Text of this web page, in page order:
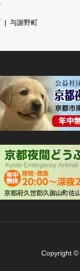
与謝野町
Copyright ©